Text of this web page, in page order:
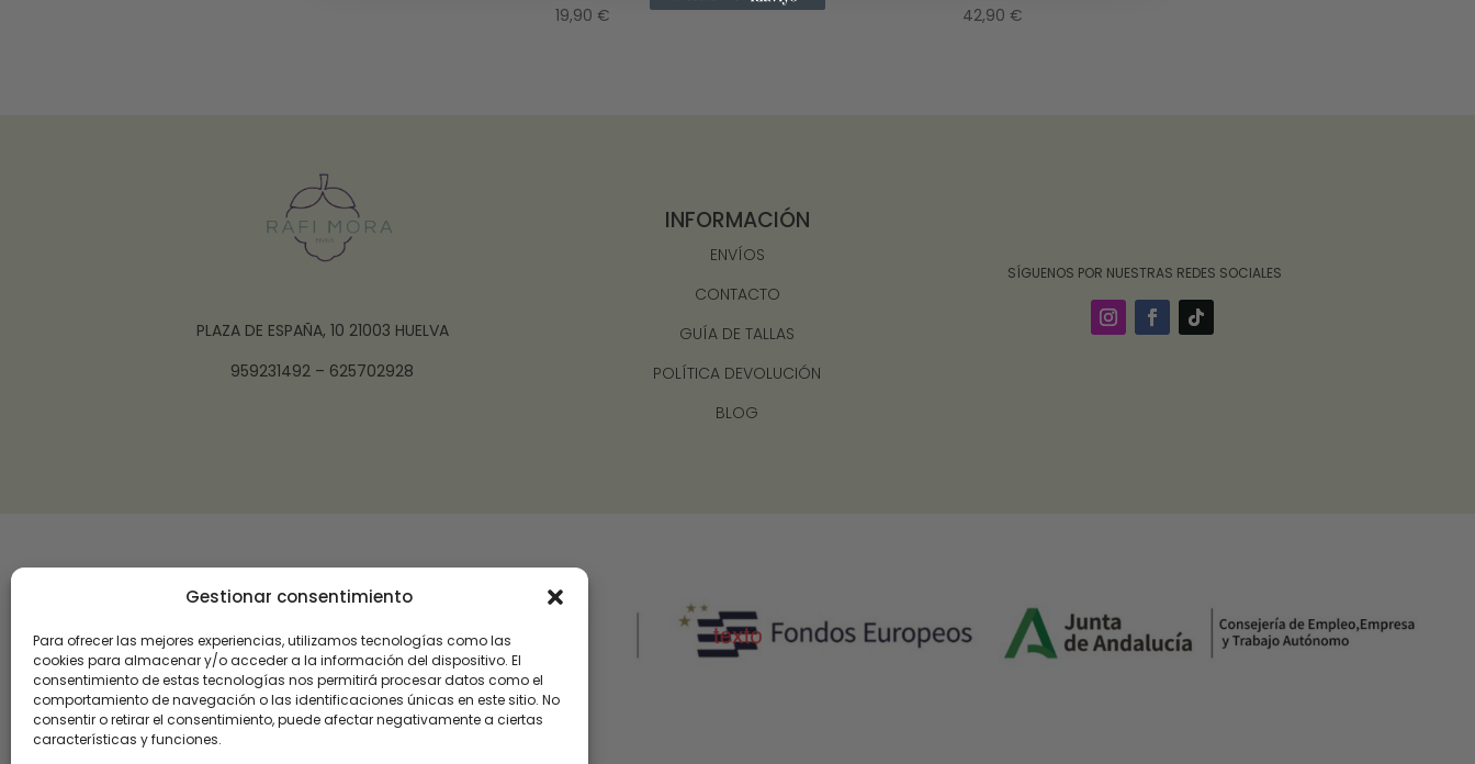
Gestionar consentimiento
Para ofrecer las mejores experiencias, utilizamos tecnologías como las
cookies para almacenar y/o acceder a la información del dispositivo. El
consentimiento de estas tecnologías nos permitirá procesar datos como el
comportamiento de navegación o las identificaciones únicas en este sitio. No
consentir o retirar el consentimiento, puede afectar negativamente a ciertas
características y funciones.
19,90 € 42,90 €
PLAZA DE ESPAÑA, 10 21003 HUELVA
959231492 – 625702928
INFORMACIÓN
ENVÍOS
CONTACTO
GUÍA DE TALLAS
POLÍTICA DEVOLUCIÓN
BLOG
‎ ‎ ‎ ‎ ‎ ‎‎ ‎ SÍGUENOS POR NUESTRAS REDES SOCIALES